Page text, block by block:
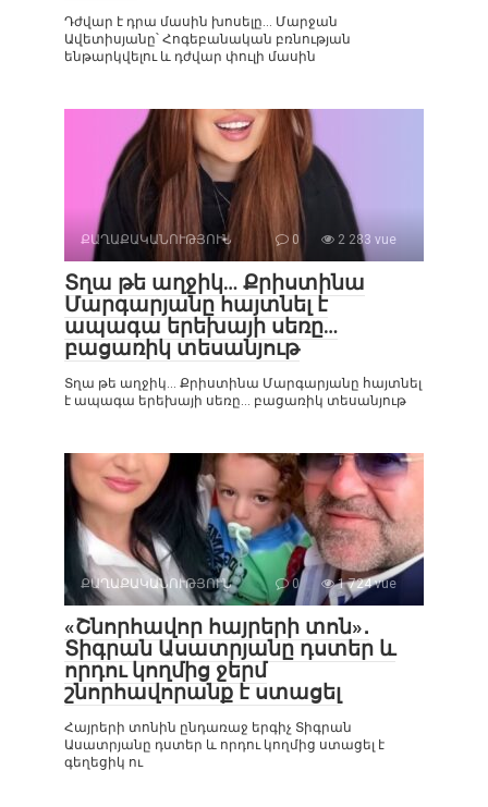
Դժվար է դրա մասին խոսելը… Մարջան
Ավետիսյանը՝ Հոգեբանական բռնության
ենթարկվելու և դժվար փուլի մասին
ՔԱՂԱՔԱԿԱՆՈՒԹՅՈՒՆ 0 2 283 vue
Տղա թե աղջիկ… Քրիստինա
Մարգարյանը հայտնել է
ապագա երեխայի սեռը…
բացառիկ տեսանյութ
Տղա թե աղջիկ… Քրիստինա Մարգարյանը հայտնել
է ապագա երեխայի սեռը… բացառիկ տեսանյութ
ՔԱՂԱՔԱԿԱՆՈՒԹՅՈՒՆ 0 1 724 vue
«Շնորհավոր հայրերի տոն»․
Տիգրան Ասատրյանը դստեր և
որդու կողմից ջերմ
շնորհավորանք է ստացել
Հայրերի տոնին ընդառաջ երգիչ Տիգրան
Ասատրյանը դստեր և որդու կողմից ստացել է
գեղեցիկ ու